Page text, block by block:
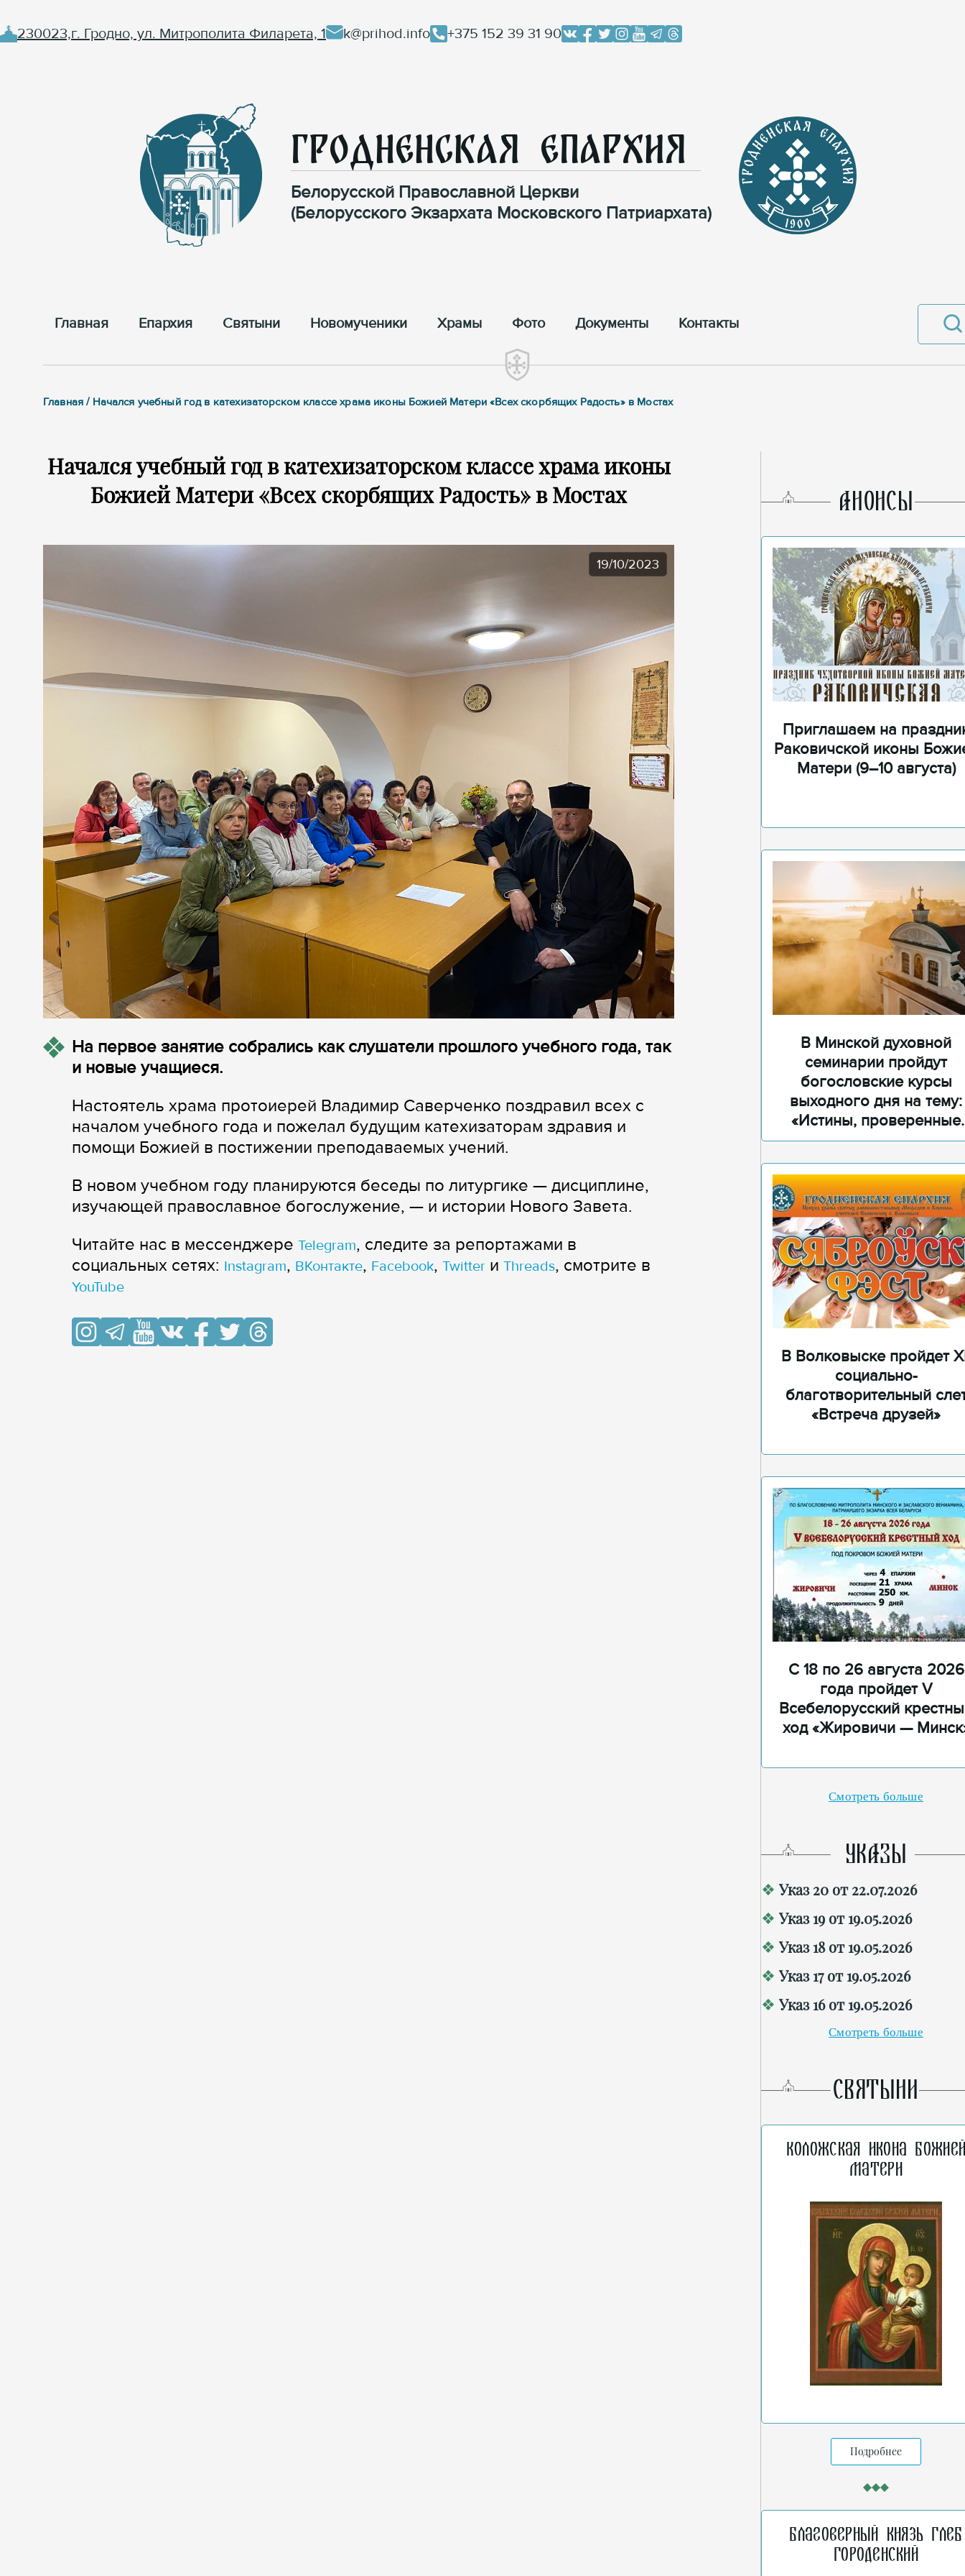
230023,г. Гродно, ул. Митрополита Филарета, 1 k@prihod.info +375 152 39 31 90
Гродненская Епархия
Белорусской Православной Церкви
(Белорусского Экзархата Московского Патриархата)
Главная Епархия Cвятыни Новомученики Храмы Фото Документы Контакты
Главная / Начался учебный год в катехизаторском классе храма иконы Божией Матери «Всех скорбящих Радость» в Мостах
Начался учебный год в катехизаторском классе храма иконы
Божией Матери «Всех скорбящих Радость» в Мостах
19/10/2023
На первое занятие собрались как слушатели прошлого учебного года, так
и новые учащиеся.
Настоятель храма протоиерей Владимир Саверченко поздравил всех с
началом учебного года и пожелал будущим катехизаторам здравия и
помощи Божией в постижении преподаваемых учений.
В новом учебном году планируются беседы по литургике — дисциплине,
изучающей православное богослужение, — и истории Нового Завета.
Читайте нас в мессенджере Telegram, следите за репортажами в
cоциальных сетях: Instagram, ВКонтакте, Facebook, Twitter и Threads, смотрите в
YouTube
AНОНСЫ
Приглашаем на
Раковичской иконы
Матери (9–10 августа)
В Минской духовной
семинарии пройдут
богословские курсы
выходного дня на тему:
«Истины, проверенные
временем»
В Волковыске пройдет
социально-
благотворительный
«Встреча друзей»
С 18 по 26 августа 2026
года пройдет V
Всебелорусский
ход «Жировичи —
Смотреть больше
УКАЗЫ
Указ 20 от 22.07.2026
Указ 19 от 19.05.2026
Указ 18 от 19.05.2026
Указ 17 от 19.05.2026
Указ 16 от 19.05.2026
Смотреть больше
СВЯТЫНИ
Коложская икона
Матери
Подробнее
Благоверный князь Глеб
Городенский